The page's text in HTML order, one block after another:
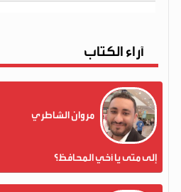
آراء الكتاب
مروان الشاطري
إلى متى يا أخي المحافظ؟